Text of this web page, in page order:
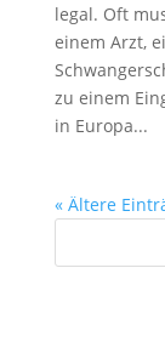
legal. Oft
einem Arzt,
zu einem
in Europa...
« Ältere